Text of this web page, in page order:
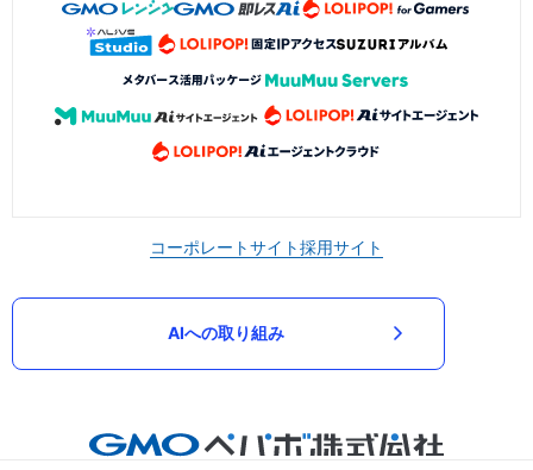
コーポレートサイト採用サイト
AIへの取り組み